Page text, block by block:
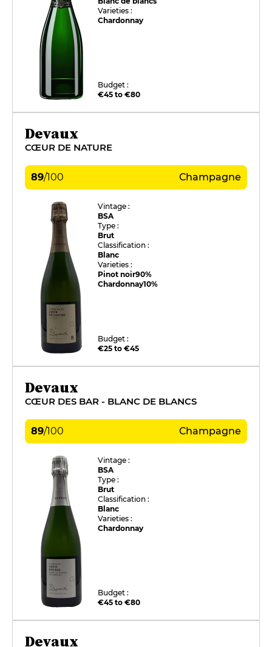
Varieties :
Chardonnay
Budget :
€45 to €80
Devaux
CŒUR DE NATURE
89/100 Champagne
Vintage :
BSA
Type :
Brut
Classification :
Blanc
Varieties :
Pinot noir90%
Chardonnay10%
Budget :
€25 to €45
Devaux
CŒUR DES BAR - BLANC DE BLANCS
89/100 Champagne
Vintage :
BSA
Type :
Brut
Classification :
Blanc
Varieties :
Chardonnay
Budget :
€45 to €80
Devaux